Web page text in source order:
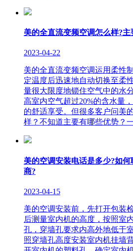
美的全直流变频空调怎么样?主
2023-04-22
美的全直流变频空调运用柔性
定温度后迅速地自动切换至柔
量很大限度地锁住空气中的水
高室内空气超过20%的含水量
的舒适享受。但很多客户问美
样？不知道主要有哪些优势？
美的空调安装电话是多少?如
商?
2023-04-15
美的空调安装前，先打开包装
后测量室内机的高度，按照室
孔，穿墙孔要求内高外地低于
照穿墙孔高度安装室内机挂墙